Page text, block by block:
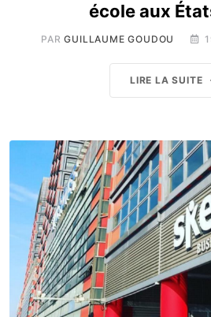
école aux
PARGUILLAUME GOUDOU
LIRE LA SUITE